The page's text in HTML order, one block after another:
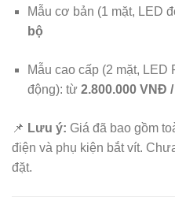
Mẫu cơ bản (1 mặt, LED
bộ
Mẫu cao cấp (2 mặt, LED
động): từ 2.800.000 VNĐ
📌 Lưu ý: Giá đã bao gồm
điện và phụ kiện bắt vít.
đặt.